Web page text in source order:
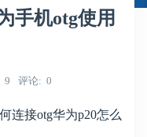
手机otg使用
9 评论 0
连接otg华为p20怎么